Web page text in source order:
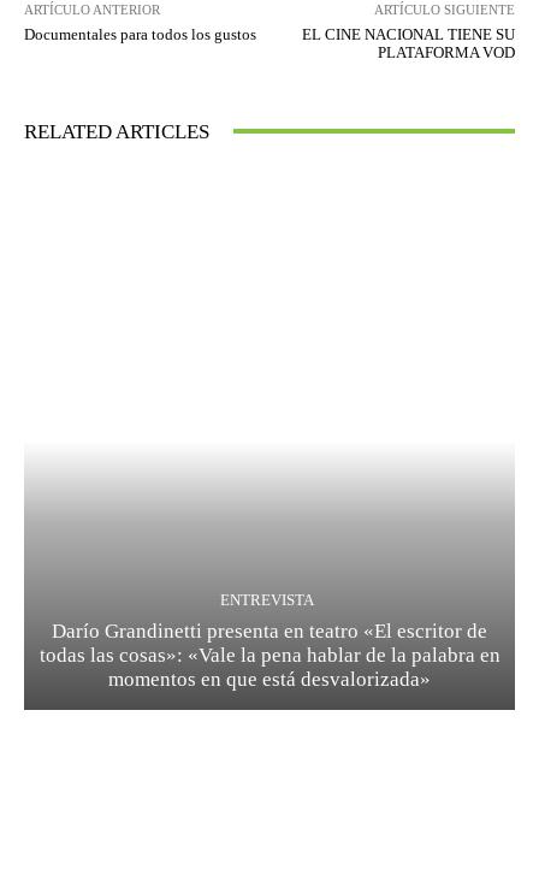
ARTÍCULO ANTERIOR
Documentales para todos los gustos
ARTÍCULO SIGUIENTE
EL CINE NACIONAL TIENE SU
PLATAFORMA VOD
RELATED ARTICLES
ENTREVISTA
Darío Grandinetti presenta en teatro «El escritor de
todas las cosas»: «Vale la pena hablar de la palabra en
momentos en que está desvalorizada»